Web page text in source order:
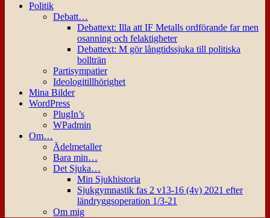
Politik
Debatt…
Debattext: Illa att IF Metalls ordförande far men
osanning och felaktigheter
Debattext: M gör långtidssjuka till politiska
bollträn
Partisympatier
Ideologitillhörighet
Mina Bilder
WordPress
PlugIn’s
WPadmin
Om…
Ädelmetaller
Bara min…
Det Sjuka…
Min Sjukhistoria
Sjukgymnastik fas 2 v13-16 (4v) 2021 efter
ländryggsoperation 1/3-21
Om mig